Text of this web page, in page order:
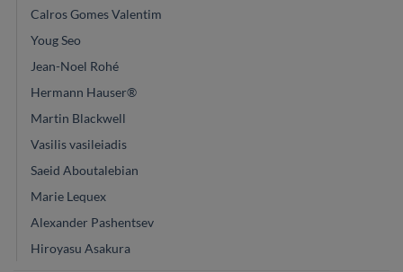
Calros Gomes Valentim
Youg Seo
Jean-Noel Rohé
Hermann Hauser®
Martin Blackwell
Vasilis vasileiadis
Saeid Aboutalebian
Marie Lequex
Alexander Pashentsev
Hiroyasu Asakura